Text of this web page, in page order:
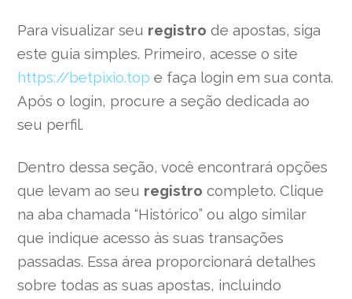
Para visualizar seu registro de apostas, siga
este guia simples. Primeiro, acesse o site
https://betpixio.top e faça login em sua conta.
Após o login, procure a seção dedicada ao
seu perfil.
Dentro dessa seção, você encontrará opções
que levam ao seu registro completo. Clique
na aba chamada “Histórico” ou algo similar
que indique acesso às suas transações
passadas. Essa área proporcionará detalhes
sobre todas as suas apostas, incluindo